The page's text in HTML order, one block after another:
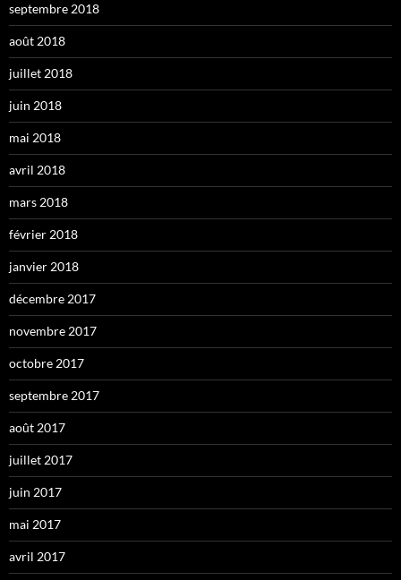
septembre 2018
août 2018
juillet 2018
juin 2018
mai 2018
avril 2018
mars 2018
février 2018
janvier 2018
décembre 2017
novembre 2017
octobre 2017
septembre 2017
août 2017
juillet 2017
juin 2017
mai 2017
avril 2017